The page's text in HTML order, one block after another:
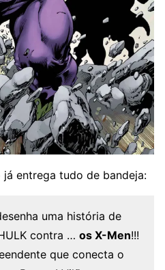
já entrega tudo de bandeja:
uma história de
contra … os X-Men!!!
que conecta o